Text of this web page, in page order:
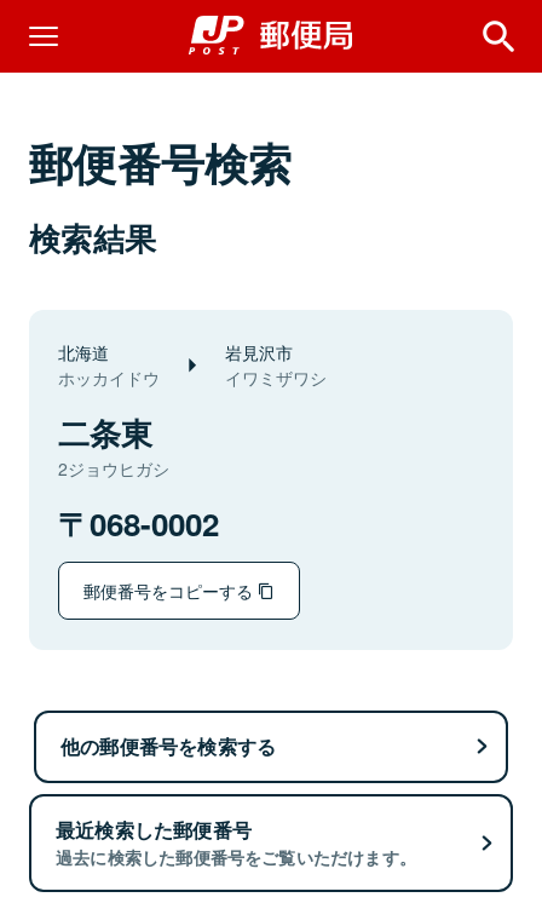
郵便番号検索
検索結果
北海道
ホッカイドウ
岩見沢市
イワミザワシ
二条東
2ジョウヒガシ
068-0002
郵便番号をコピーする
他の郵便番号を検索する
最近検索した郵便番号
過去に検索した郵便番号をご覧いただけます。